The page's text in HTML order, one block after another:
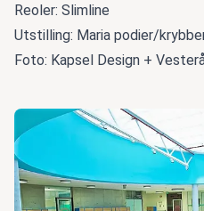
Reoler: Slimline
Utstilling: Maria podier/
Foto: Kapsel Design +